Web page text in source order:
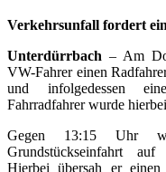
Verkehrsunfall fordert
Unterdürrbach – Am
VW-Fahrer einen
und infolgedessen
Fahrradfahrer wurde
Gegen 13:15 Uhr
Grundstückseinfahrt
Hierbei übersah er einen